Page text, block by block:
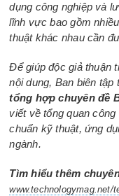
dụng công nghiệp và
lĩnh vực bao gồm
thuật khác nhau cần
Để giúp độc giả thuận
nội dung, Ban biên
tổng hợp chuyên đề
viết về tổng quan
chuẩn kỹ thuật, ứng
ngành.
Tìm hiểu thêm
www.technologymag.net/